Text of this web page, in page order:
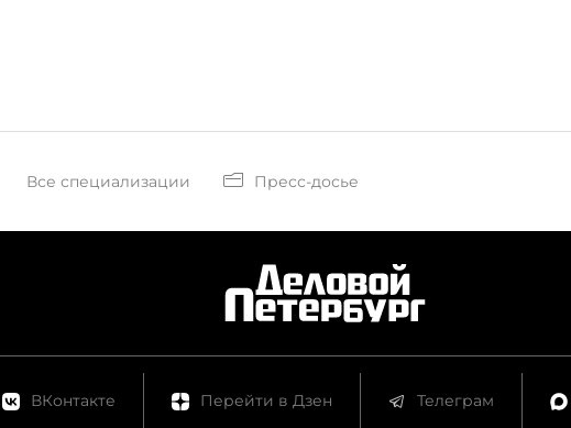
Все специализации Пресс-досье
ВКонтакте Перейти в Дзен Телеграм